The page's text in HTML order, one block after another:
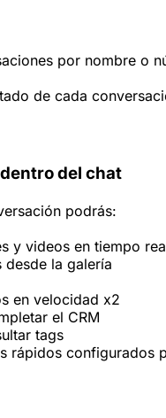
por nombre o
de cada
del chat
podrás:
y videos en tiempo
desde la galería
en velocidad x2
el CRM
tags
rápidos configurados